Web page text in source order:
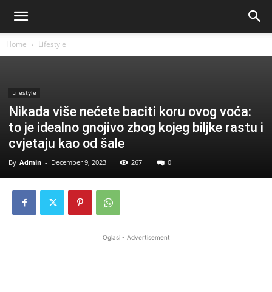
Home Lifestyle
Lifestyle
Nikada više nećete baciti koru ovog voća:
to je idealno gnojivo zbog kojeg biljke rastu i
cvjetaju kao od šale
By Admin - December 9, 2023 267 0
Oglasi - Advertisement